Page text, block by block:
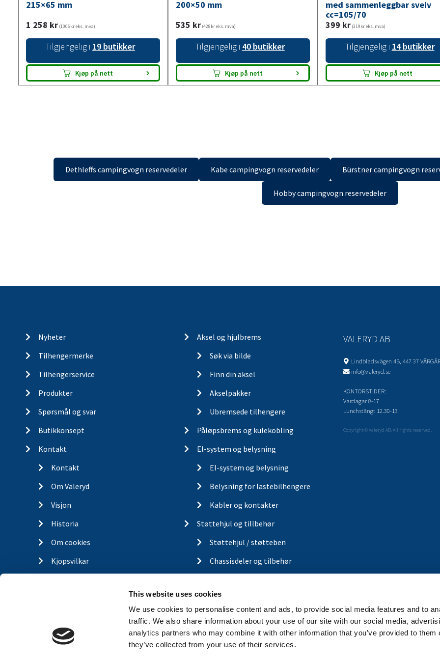
This website uses cookies
We use cookies to personalise content and ads, to provide social media features and to
traffic. We also share information about your use of our site with our social media,
analytics partners who may combine it with other information that you’ve provided to them
they’ve collected from your use of their services.
215×65 mm
1 258 kr (1006kr eks. mva)
Tilgjengelig i 19 butikker
Kjøp på nett
200×50 mm
535 kr(428kr eks. mva)
Tilgjengelig i 40 butikker
Kjøp på nett
med sammenleggbar sveiv
cc=105/70
399 kr(319kr eks. mva)
Tilgjengelig i 14 butikker
Kjøp på nett
Dethleffs campingvogn reservedeler Kabe campingvogn reservedeler Bürstner campingvogn
Hobby campingvogn reservedeler
Nyheter
Tilhengermerke
Tilhengerservice
Produkter
Spørsmål og svar
Butikkonsept
Kontakt
Kontakt
Om Valeryd
Visjon
Historia
Om cookies
Kjopsvilkar
Aksel og hjulbrems
Søk via bilde
Finn din aksel
Akselpakker
Ubremsede tilhengere
Påløpsbrems og kulekobling
El-system og belysning
El-system og belysning
Belysning for lastebilhengere
Kabler og kontakter
Støttehjul og tillbehør
Støttehjul / støtteben
Chassisdeler og tilbehør
Gassfjærer
Outdoor
Finn din butikk
VALERYD AB
Lindbladsvägen 4B, 447 37
info@valeryd.se
KONTORSTIDER:
Vardagar 8-17
Lunchstängt 12.30-13
Copyright © Valeryd AB. All rights reserved.